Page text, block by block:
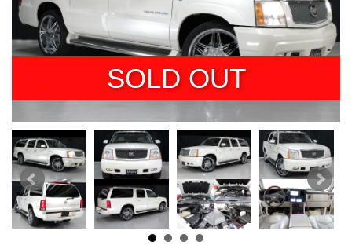
SOLD OUT